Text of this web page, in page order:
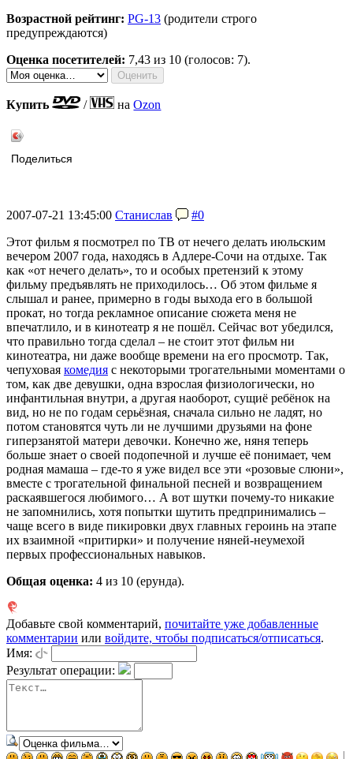
Возрастной рейтинг: PG-13 (родители строго
предупреждаются)
Оценка посетителей: 7,43 из 10 (голосов: 7).
Купить / наOzon
Поделиться
2007-07-21 13:45:00 Станислав
#0
Этот фильм я посмотрел по ТВ от нечего делать июльским
вечером 2007 года, находясь в Адлере-Сочи на отдыхе. Так
как «от нечего делать», то и особых претензий к этому
фильму предъявлять не приходилось… Об этом фильме я
слышал и ранее, примерно в годы выхода его в большой
прокат, но тогда рекламное описание сюжета меня не
впечатлило, и в кинотеатр я не пошёл. Сейчас вот убедился,
что правильно тогда сделал – не стоит этот фильм ни
кинотеатра, ни даже вообще времени на его просмотр. Так,
чепуховая комедия с некоторыми трогательными моментами о
том, как две девушки, одна взрослая физиологически, но
инфантильная внутри, а другая наоборот, сущиё ребёнок на
вид, но не по годам серьёзная, сначала сильно не ладят, но
потом становятся чуть ли не лучшими друзьями на фоне
гиперзанятой матери девочки. Конечно же, няня теперь
больше знает о своей подопечной и лучше её понимает, чем
родная мамаша – где-то я уже видел все эти «розовые слюни»,
вместе с трогательной финальной песней и возвращением
раскаявшегося любимого… А вот шутки почему-то никакие
не запомнились, хотя попытки шутить предпринимались –
чаще всего в виде пикировки двух главных героинь на этапе
их взаимной «притирки» и получение няней-неумехой
первых профессиональных навыков.
Общая оценка: 4 из 10 (ерунда).
Добавьте свой комментарий, почитайте уже добавленные
комментарии или войдите, чтобы подписаться/отписаться.
Имя:
Результат операции: